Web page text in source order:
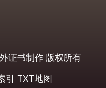
证书制作 版权所有
引 TXT地图